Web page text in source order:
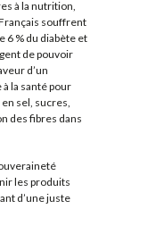
à la nutrition,
souffrent
6 % du diabète et
de pouvoir
d’un
la santé pour
sel, sucres,
des fibres dans
les produits
d’une juste